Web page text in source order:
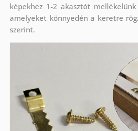
képekhez 1-2 akasztót
amelyeket könnyedén a keretre
szerint.